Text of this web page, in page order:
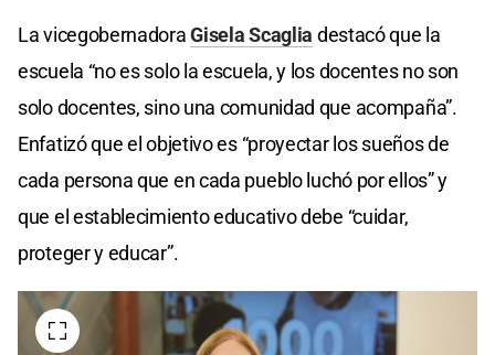
La vicegobernadoraGisela Scaglia destacó que la
escuela “no es solo la escuela, y los docentes no son
solo docentes, sino una comunidad que acompaña”.
Enfatizó que el objetivo es “proyectar los sueños de
cada persona que en cada pueblo luchó por ellos” y
que el establecimiento educativo debe “cuidar,
proteger y educar”.